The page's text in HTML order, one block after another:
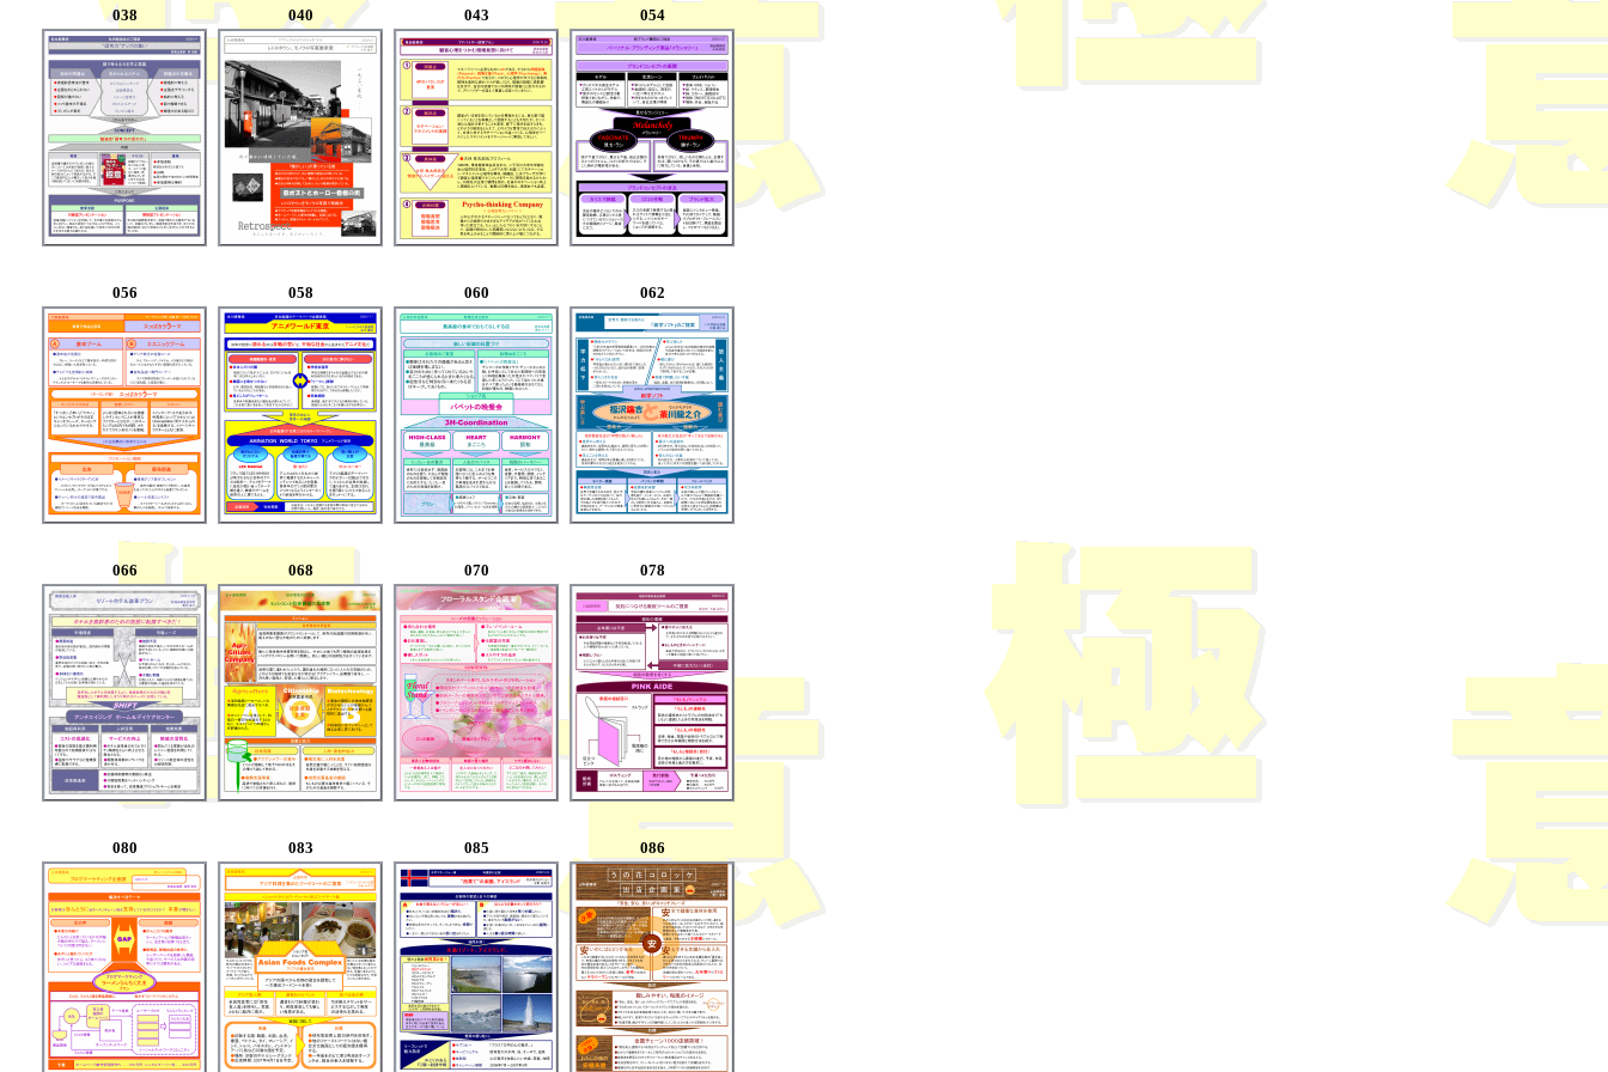
038 040 043 054
056 058 060 062
066 068 070 078
080 083 085 086